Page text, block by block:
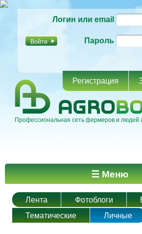
основному
Логин или email
Пароль
Регистрация
Профессиональная сеть фермеров и людей
Главное меню ☰ Меню
Лента Фотоблоги
Тематические
Личные